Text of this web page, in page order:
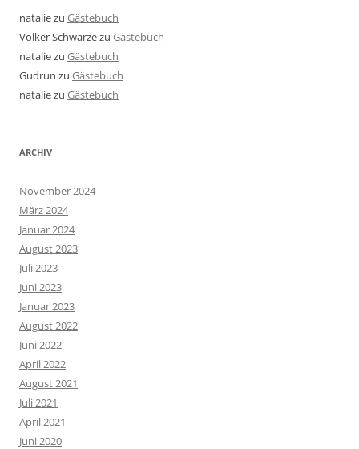
nataliezu Gästebuch
Volker Schwarzezu Gästebuch
nataliezu Gästebuch
Gudrun zu Gästebuch
nataliezu Gästebuch
ARCHIV
November 2024
März 2024
Januar 2024
August 2023
Juli 2023
Juni 2023
Januar 2023
August 2022
Juni 2022
April 2022
August 2021
Juli 2021
April 2021
Juni 2020